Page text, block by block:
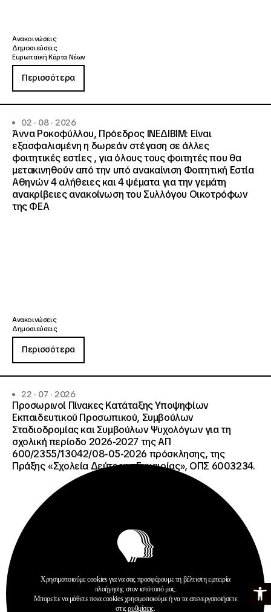
Ανοίξτε
Ανακοινώσεις
Δημοσιεύσεις
Ευρωπαϊκή Κάρτα Νέων
Περισσότερα
02 · 08 · 2026
Άννα Ροκοφύλλου, Πρόεδρος ΙΝΕΔΙΒΙΜ: Είναι
εξασφαλισμένη η δωρεάν στέγαση σε άλλες
φοιτητικές εστίες , για όλους τους φοιτητές που θα
μετακινηθούν από την υπό ανακαίνιση Φοιτητική Εστία
Αθηνών 4 αλήθειες και 4 ψέματα για την γεμάτη
ανακρίβειες ανακοίνωση του Συλλόγου Οικοτρόφων
της ΦΕΑ
Ανακοινώσεις
Δημοσιεύσεις
Περισσότερα
22 · 07 · 2026
Προσωρινοί Πίνακες Κατάταξης Υποψηφίων
Εκπαιδευτικού Προσωπικού, Συμβούλων
Σταδιοδρομίας και Συμβούλων Ψυχολόγων για τη
σχολική περίοδο 2026-2027 της ΑΠ
600/2355/13042/08-05-2026 πρόσκλησης, της
Πράξης «Σχολεία Δεύτερης Ευκαιρίας», ΟΠΣ 6003234.
Σχολεία Δεύτερης Ευκαιρίας
Χρησιμοποιούμε cookies για να σας προσφέρουμε τη βέλτιστη εμπειρία
πλοήγησης στον ιστότοπό μας.
Μπορείτε να μάθετε ποια cookies χρησιμοποιούμε ή να τα απενεργοποιήσετε
στιςρυθμίσεις.